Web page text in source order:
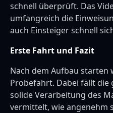
schnell überprüft. Das
umfangreich die
auch Einsteiger schnell
Erste Fahrt und Fazit
Nach dem Aufbau starten
Probefahrt. Dabei fällt die
solide Verarbeitung des
vermittelt, wie angenehm